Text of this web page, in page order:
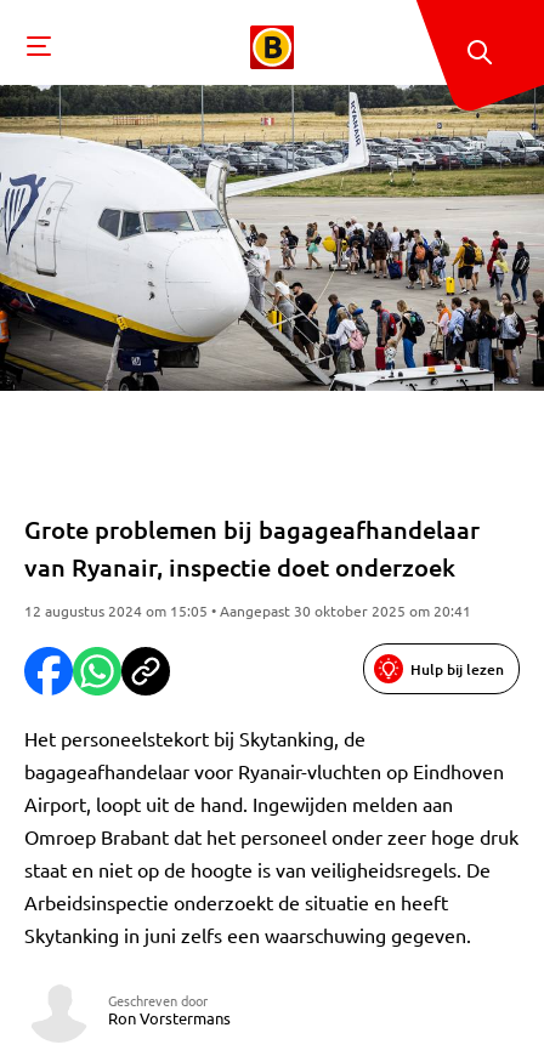
Grote problemen bij bagageafhandelaar
van Ryanair, inspectie doet onderzoek
12 augustus 2024 om 15:05 • Aangepast 30 oktober 2025 om 20:41
Hulp bij lezen
Het personeelstekort bij Skytanking, de
bagageafhandelaar voor Ryanair-vluchten op Eindhoven
Airport, loopt uit de hand. Ingewijden melden aan
Omroep Brabant dat het personeel onder zeer hoge druk
staat en niet op de hoogte is van veiligheidsregels. De
Arbeidsinspectie onderzoekt de situatie en heeft
Skytanking in juni zelfs een waarschuwing gegeven.
Geschreven door
Ron Vorstermans